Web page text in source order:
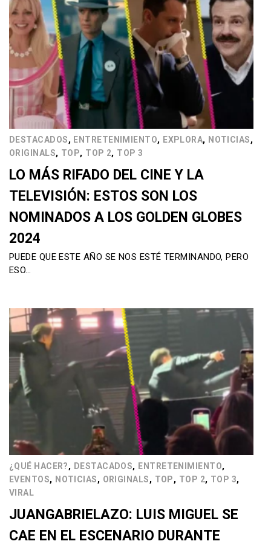
DESTACADOS, ENTRETENIMIENTO, EXPLORA, NOTICIAS,
ORIGINALS, TOP, TOP 2, TOP 3
LO MÁS RIFADO DEL CINE Y LA
TELEVISIÓN: ESTOS SON LOS
NOMINADOS A LOS GOLDEN GLOBES
2024
PUEDE QUE ESTE AÑO SE NOS ESTÉ TERMINANDO, PERO
ESO…
¿QUÉ HACER?, DESTACADOS, ENTRETENIMIENTO,
EVENTOS, NOTICIAS, ORIGINALS, TOP, TOP 2, TOP 3,
VIRAL
JUANGABRIELAZO: LUIS MIGUEL SE
CAE EN EL ESCENARIO DURANTE